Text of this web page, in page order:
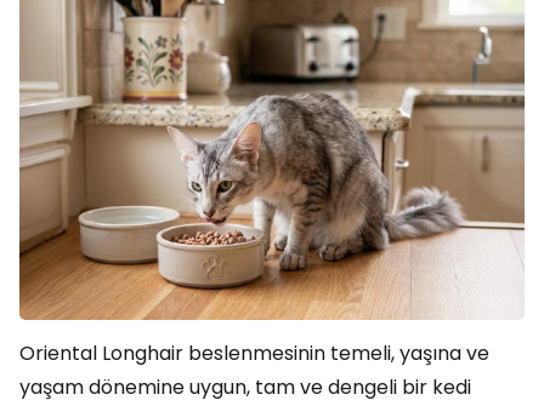
Oriental Longhair beslenmesinin temeli, yaşına ve
yaşam dönemine uygun, tam ve dengeli bir kedi